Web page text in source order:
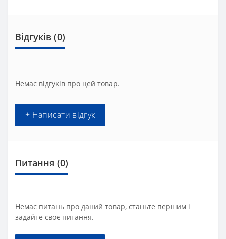
Відгуків (0)
Немає відгуків про цей товар.
+ Написати відгук
Питання (0)
Немає питань про даний товар, станьте першим і
задайте своє питання.